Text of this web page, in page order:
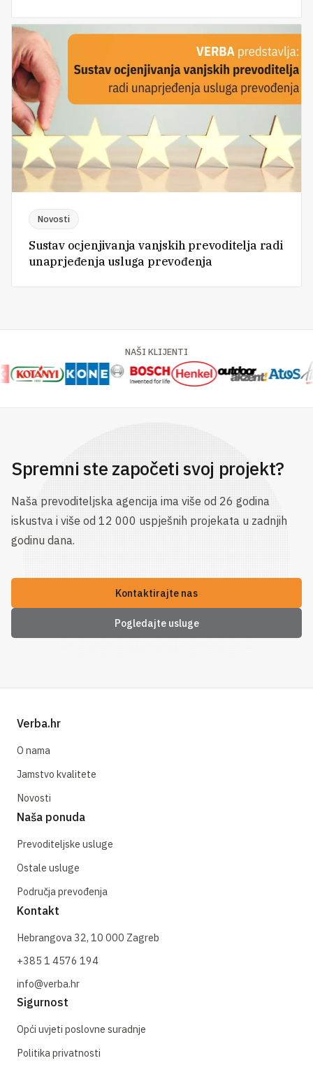
Novosti
Sustav ocjenjivanja vanjskih prevoditelja radi
unaprjeđenja usluga prevođenja
NAŠI KLIJENTI
Spremni ste započeti svoj projekt?
Naša prevoditeljska agencija ima više od 26 godina
iskustva i više od 12 000 uspješnih projekata u zadnjih
godinu dana.
Kontaktirajte nas
Pogledajte usluge
Verba.hr
O nama
Jamstvo kvalitete
Novosti
Naša ponuda
Prevoditeljske usluge
Ostale usluge
Područja prevođenja
Kontakt
Hebrangova 32, 10 000 Zagreb
+385 1 4576 194
info@verba.hr
Sigurnost
Opći uvjeti poslovne suradnje
Politika privatnosti